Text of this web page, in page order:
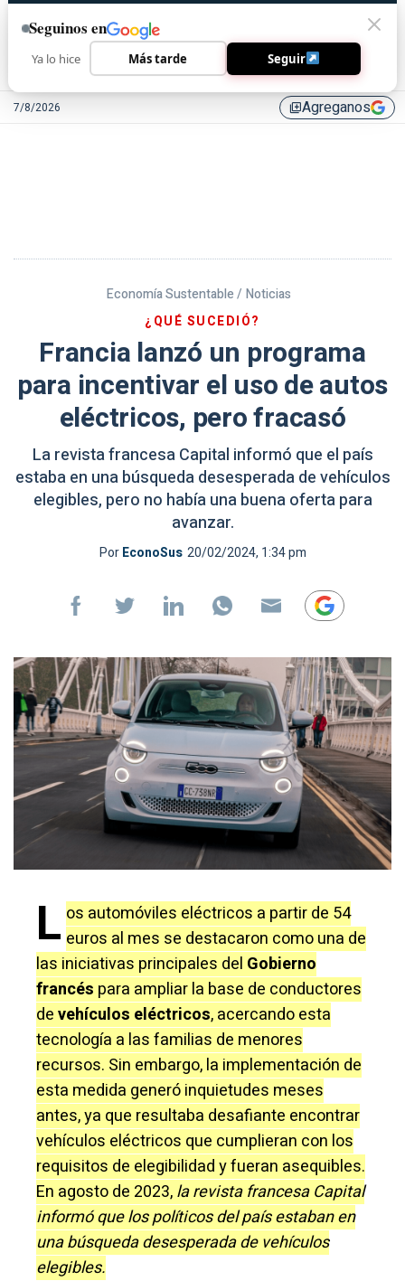
7/8/2026 library_addAgreganos
Economía Sustentable / Noticias
¿QUÉ SUCEDIÓ?
Francia lanzó un programa
para incentivar el uso de autos
eléctricos, pero fracasó
La revista francesa Capital informó que el país
estaba en una búsqueda desesperada de vehículos
elegibles, pero no había una buena oferta para
avanzar.
PorEconoSus 20/02/2024, 1:34 pm
L os automóviles eléctricos a partir de 54
euros al mes se destacaron como una de
las iniciativas principales del Gobierno
francés para ampliar la base de conductores
devehículos eléctricos, acercando esta
tecnología a las familias de menores
recursos. Sin embargo, la implementación de
esta medida generó inquietudes meses
antes, ya que resultaba desafiante encontrar
vehículos eléctricos que cumplieran con los
requisitos de elegibilidad y fueran asequibles.
En agosto de 2023,la revista francesa Capital
informó que los políticos del país estaban en
una búsqueda desesperada de vehículos
elegibles.
Seguinos en
Ya lo hice Más tarde Seguir